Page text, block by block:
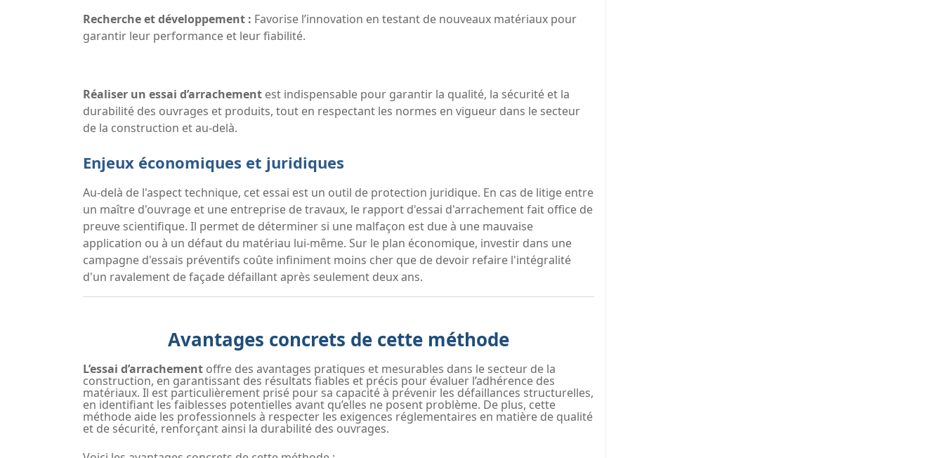
Recherche et développement : Favorise l’innovation en testant de nouveaux matériaux pour
garantir leur performance et leur fiabilité.
Réaliser un essai d’arrachement est indispensable pour garantir la qualité, la sécurité et la
durabilité des ouvrages et produits, tout en respectant les normes en vigueur dans le secteur
de la construction et au-delà.
Enjeux économiques et juridiques
Au-delà de l'aspect technique, cet essai est un outil de protection juridique. En cas de litige entre
un maître d'ouvrage et une entreprise de travaux, le rapport d'essai d'arrachement fait office de
preuve scientifique. Il permet de déterminer si une malfaçon est due à une mauvaise
application ou à un défaut du matériau lui-même. Sur le plan économique, investir dans une
campagne d'essais préventifs coûte infiniment moins cher que de devoir refaire l'intégralité
d'un ravalement de façade défaillant après seulement deux ans.
Avantages concrets de cette méthode
L’essai d’arrachement offre des avantages pratiques et mesurables dans le secteur de la
construction, en garantissant des résultats fiables et précis pour évaluer l’adhérence des
matériaux. Il est particulièrement prisé pour sa capacité à prévenir les défaillances structurelles,
en identifiant les faiblesses potentielles avant qu’elles ne posent problème. De plus, cette
méthode aide les professionnels à respecter les exigences réglementaires en matière de qualité
et de sécurité, renforçant ainsi la durabilité des ouvrages.